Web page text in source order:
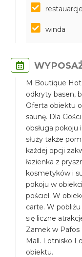
restauarcje
winda
M Boutique
odkryty basen,
Oferta obiektu
saunę. Dla
obsługa pokoju
służy także
każdej opcji
łazienka z
kosmetyków i
pokoju w
pościel. W
carte. W
się liczne
Zamek w Pafos
Mall. Lotnisko
obiektu.